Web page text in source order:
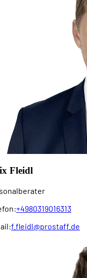
Fleidl
+4980319016313
f.fleidl@prostaff.de